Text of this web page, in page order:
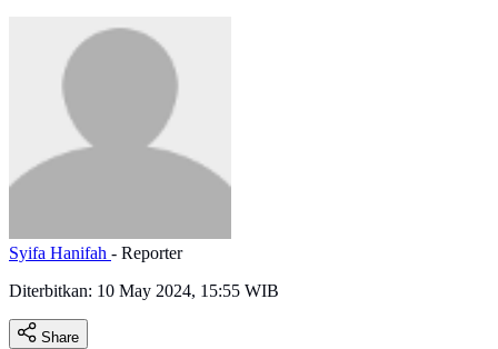
Syifa Hanifah - Reporter
Diterbitkan: 10 May 2024, 15:55 WIB
Share